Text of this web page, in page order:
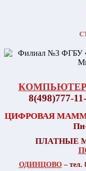
8(498)777-
ЦИФРОВАЯ
ПЛАТНЫЕ
ОДИНЦОВО– тел.